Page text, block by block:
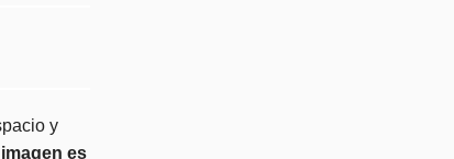
y
imagen es